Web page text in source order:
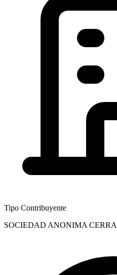
Tipo Contribuyente
SOCIEDAD ANONIMA